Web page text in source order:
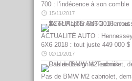
700 : l’indécence à son comble
15/11/2017
ACTUALITÉ AUTO :
6X6 2018 : tout juste 449 000 $
02/11/2017
Pas de BMW M2 cabriolet,